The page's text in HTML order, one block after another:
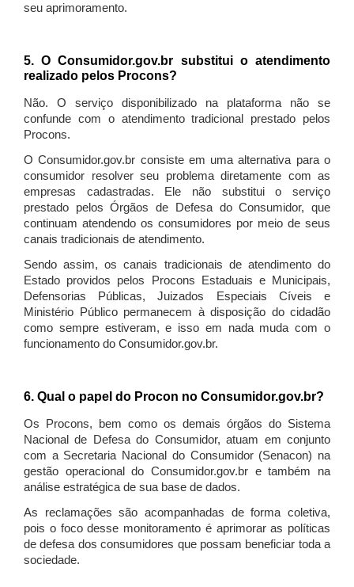
seu aprimoramento.
5. O Consumidor.gov.br substitui o atendimento
realizado pelos Procons?
Não. O serviço disponibilizado na plataforma não se
confunde com o atendimento tradicional prestado pelos
Procons.
O Consumidor.gov.br consiste em uma alternativa para o
consumidor resolver seu problema diretamente com as
empresas cadastradas. Ele não substitui o serviço
prestado pelos Órgãos de Defesa do Consumidor, que
continuam atendendo os consumidores por meio de seus
canais tradicionais de atendimento.
Sendo assim, os canais tradicionais de atendimento do
Estado providos pelos Procons Estaduais e Municipais,
Defensorias Públicas, Juizados Especiais Cíveis e
Ministério Público permanecem à disposição do cidadão
como sempre estiveram, e isso em nada muda com o
funcionamento do Consumidor.gov.br.
6. Qual o papel do Procon no Consumidor.gov.br?
Os Procons, bem como os demais órgãos do Sistema
Nacional de Defesa do Consumidor, atuam em conjunto
com a Secretaria Nacional do Consumidor (Senacon) na
gestão operacional do Consumidor.gov.br e também na
análise estratégica de sua base de dados.
As reclamações são acompanhadas de forma coletiva,
pois o foco desse monitoramento é aprimorar as políticas
de defesa dos consumidores que possam beneficiar toda a
sociedade.